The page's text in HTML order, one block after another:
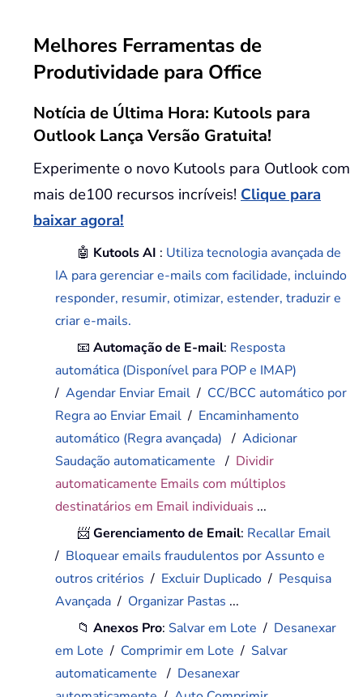
Melhores Ferramentas de
Produtividade para Office
Notícia de Última Hora: Kutools para
Outlook Lança Versão Gratuita!
Experimente o novo Kutools para Outlook com
mais de100 recursos incríveis! Clique para
baixar agora!
🤖 Kutools AI : Utiliza tecnologia avançada de
IA para gerenciar e-mails com facilidade, incluindo
responder, resumir, otimizar, estender, traduzir e
criar e-mails.
📧Automação de E-mail: Resposta
automática (Disponível para POP e IMAP)
/Agendar Enviar Email / CC/BCC automático por
Regra ao Enviar Email / Encaminhamento
automático (Regra avançada) /Adicionar
Saudação automaticamente / Dividir
automaticamente Emails com múltiplos
destinatários em Email individuais ...
📨Gerenciamento de Email: Recallar Email
/ Bloquear emails fraudulentos por Assunto e
outros critérios / Excluir Duplicado / Pesquisa
Avançada / Organizar Pastas ...
📁Anexos Pro: Salvar em Lote / Desanexar
em Lote / Comprimir em Lote / Salvar
automaticamente / Desanexar